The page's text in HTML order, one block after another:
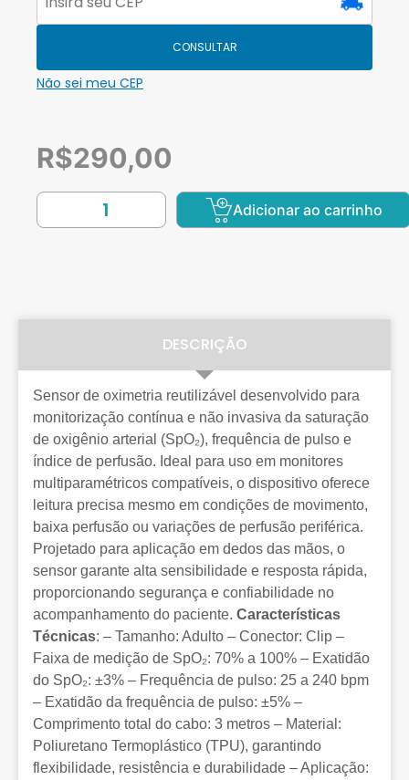
CONSULTAR
Não sei meu CEP
R$290,00
Adicionar ao carrinho
DESCRIÇÃO
Sensor de oximetria reutilizável desenvolvido para
monitorização contínua e não invasiva da saturação
de oxigênio arterial (SpO₂), frequência de pulso e
índice de perfusão. Ideal para uso em monitores
multiparamétricos compatíveis, o dispositivo oferece
leitura precisa mesmo em condições de movimento,
baixa perfusão ou variações de perfusão periférica.
Projetado para aplicação em dedos das mãos, o
sensor garante alta sensibilidade e resposta rápida,
proporcionando segurança e confiabilidade no
acompanhamento do paciente. Características
Técnicas: – Tamanho: Adulto – Conector: Clip –
Faixa de medição de SpO₂: 70% a 100% – Exatidão
do SpO₂: ±3% – Frequência de pulso: 25 a 240 bpm
– Exatidão da frequência de pulso: ±5% –
Comprimento total do cabo: 3 metros – Material:
Poliuretano Termoplástico (TPU), garantindo
flexibilidade, resistência e durabilidade – Aplicação: